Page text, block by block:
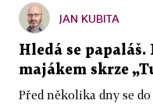
JAN KUBITA
Hledá se papaláš.
majákem skrze
Před několika dny se